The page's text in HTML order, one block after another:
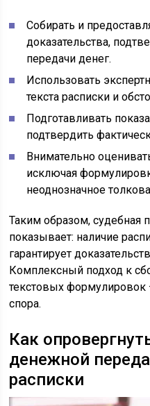
Собирать и
доказательства,
передачи денег.
Использовать
текста расписки и
Подготавливать
подтвердить
Внимательно
исключая
неоднозначное
Таким образом, судебная
показывает: наличие
гарантирует
Комплексный подход к
текстовых
спора.
Как
денежной
расписки